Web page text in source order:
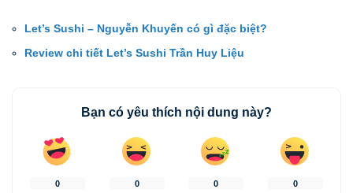
Let’s Sushi – Nguyễn Khuyến có gì đặc biệt?
Review chi tiết Let’s Sushi Trần Huy Liệu
Bạn có yêu thích nội dung này?
0 0 0 0